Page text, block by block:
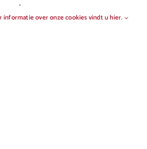
• All rights reserved |
informatie over onze cookies vindt u hier.